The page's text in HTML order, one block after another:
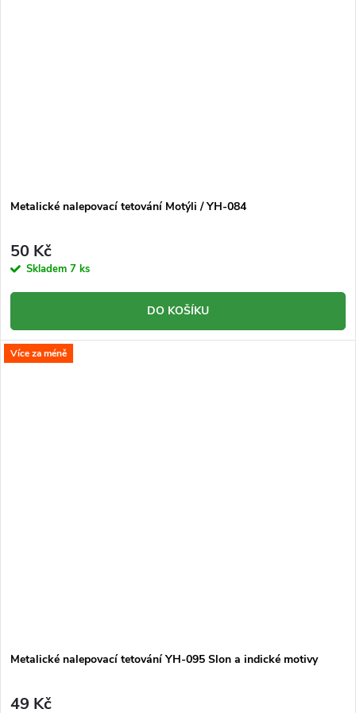
Metalické nalepovací tetování Motýli / YH-084
50 Kč
Skladem 7 ks
DO KOŠÍKU
Více za méně
Metalické nalepovací tetování YH-095 Slon a indické motivy
49 Kč